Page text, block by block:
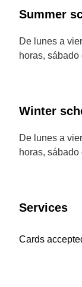
Summer
De lunes a
horas,
Winter
De lunes a
horas,
Services
Cards